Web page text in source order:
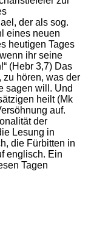
der als sog.
eines neuen
heutigen Tages
ihr seine
(Hebr 3,7) Das
zu hören, was der
sagen will. Und
heilt (Mk
auf.
der
Lesung in
die Fürbitten in
englisch. Ein
Tagen